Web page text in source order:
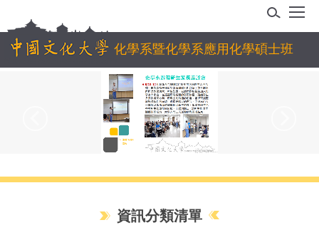
到
主
化學系暨化學系應用化學碩士班
資訊分類清單